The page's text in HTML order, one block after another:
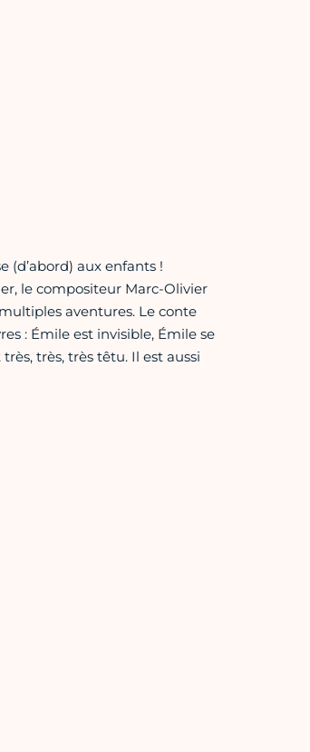
(d’abord) aux enfants !
le compositeur Marc-Olivier
aventures. Le conte
: Émile est invisible, Émile se
très, très têtu. Il est aussi